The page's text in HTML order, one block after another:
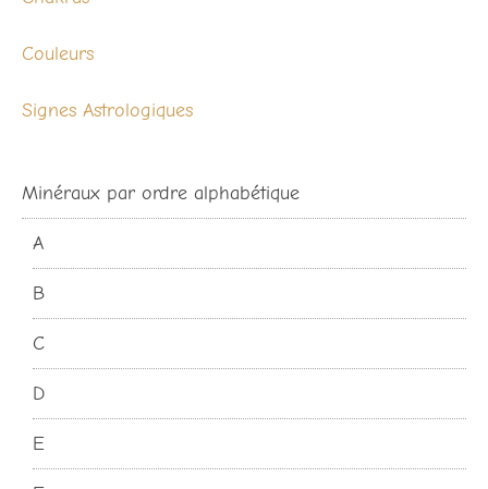
Couleurs
Signes Astrologiques
Minéraux par ordre alphabétique
A
B
C
D
E